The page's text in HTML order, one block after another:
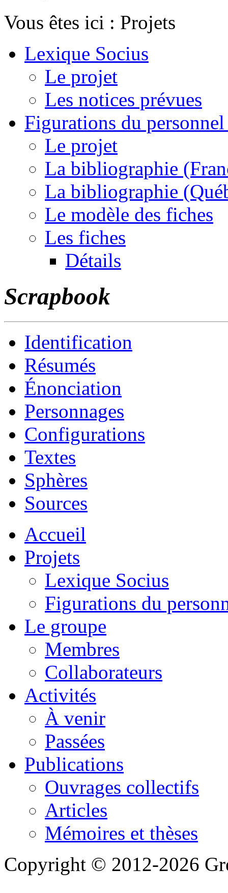
Vous êtes ici : Projets
Lexique Socius
Le projet
Les notices prévues
Figurations du
Le projet
La bibliographie
La bibliographie
Le modèle des fiches
Les fiches
Détails
Scrapbook
Identification
Résumés
Énonciation
Personnages
Configurations
Textes
Sphères
Sources
Accueil
Projets
Lexique Socius
Figurations du
Le groupe
Membres
Collaborateurs
Activités
À venir
Passées
Publications
Ouvrages collectifs
Articles
Mémoires et thèses
Copyright © 2012-2026